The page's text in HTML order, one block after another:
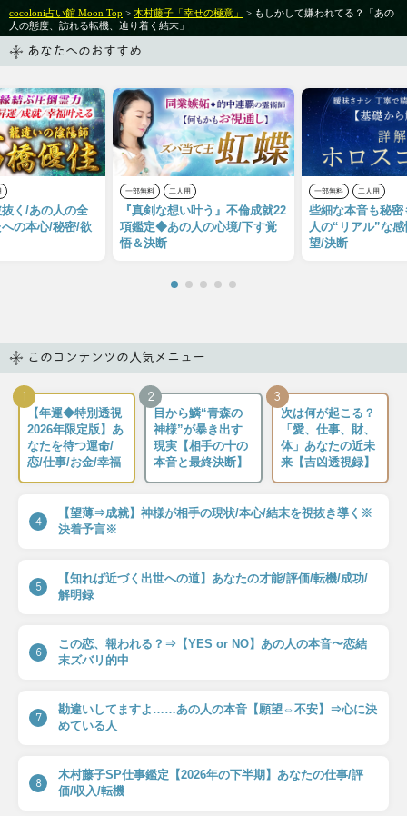
cocoloni占い館 Moon Top > 木村藤子「幸せの極意」
> もしかして嫌われてる？「あの
人の態度、訪れる転機、辿り着く結末」
あなたへのおすすめ
く/あの人の全
の本心/秘密/欲
一部無料 二人用
『真剣な想い叶う』不倫成就22
項鑑定◆あの人の心境/下す覚
悟＆決断
一部無料 二人用
些細な本音も秘密
人の“リアル”な
望/決断
このコンテンツの人気メニュー
1
【年運◆特別透視
2026年限定版】あ
なたを待つ運命/
恋/仕事/お金/幸福
2
目から鱗“青森の
神様”が暴き出す
現実【相手の十の
本音と最終決断】
3
次は何が起こる？
「愛、仕事、財、
体」あなたの近未
来【吉凶透視録】
4
【望薄⇒成就】神様が相手の現状/本心/結末を視抜き導く※
決着予言※
5
【知れば近づく出世への道】あなたの才能/評価/転機/成功/
解明録
6
この恋、報われる？⇒【YES or NO】あの人の本音〜恋結
末ズバリ的中
7
勘違いしてますよ……あの人の本音【願望⇔不安】⇒心に決
めている人
8
木村藤子SP仕事鑑定【2026年の下半期】あなたの仕事/評
価/収入/転機